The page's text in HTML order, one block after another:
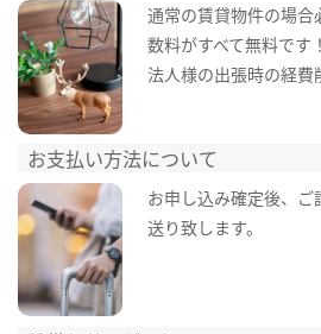
通常の賃貸物件の場
数料がすべて無料です！
法人様の出張時の経費
お支払い方法について
お申し込み確定後、
送り致します。